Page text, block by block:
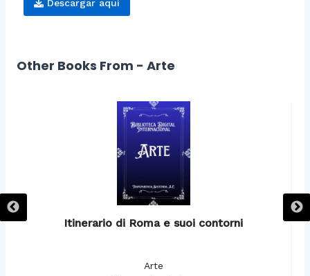
Descargar aquí
Other Books From - Arte
Itinerario di Roma e suoi contorni
Arte